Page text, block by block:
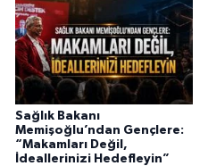
Sağlık Bakanı
Memişoğlu’ndan Gençlere:
“Makamları Değil,
İdeallerinizi Hedefleyin”